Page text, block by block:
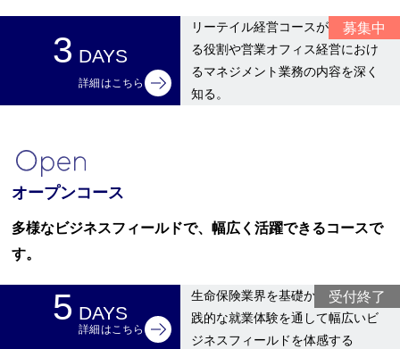
3 DAYS
詳細はこちら
募集中
リーテイル経営コースが担ってい
る役割や営業オフィス経営におけ
るマネジメント業務の内容を深く
知る。
オープンコース
多様なビジネスフィールドで、幅広く活躍できるコースで
す。
5 DAYS
詳細はこちら
受付終了
生命保険業界を基礎から学び、実
践的な就業体験を通して幅広いビ
ジネスフィールドを体感する